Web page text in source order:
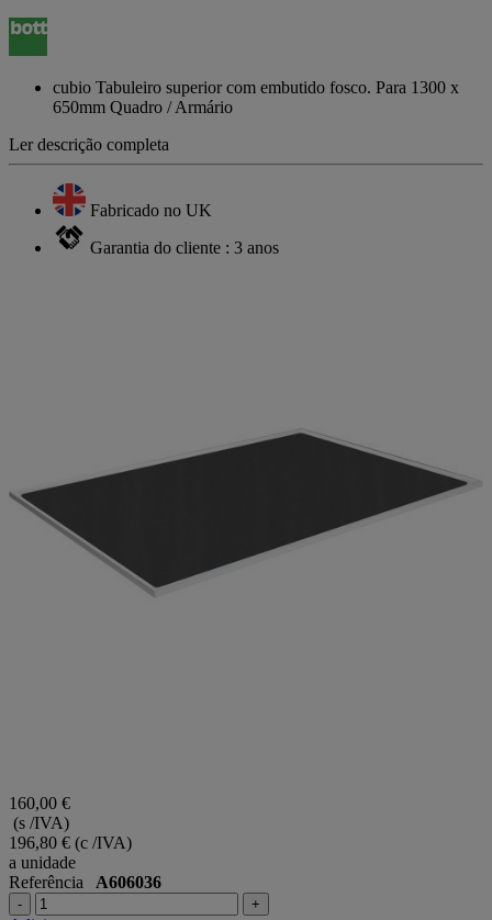
de
classificação
Link
mesma
cubio Tabuleiro superior com embutido fosco. Para 1300 x
650mm Quadro / Armário
Ler descrição completa
Fabricado no UK
Garantia do cliente : 3 anos
160,00 €
(s /IVA)
196,80 € (c /IVA)
a unidade
Referência A606036
- +